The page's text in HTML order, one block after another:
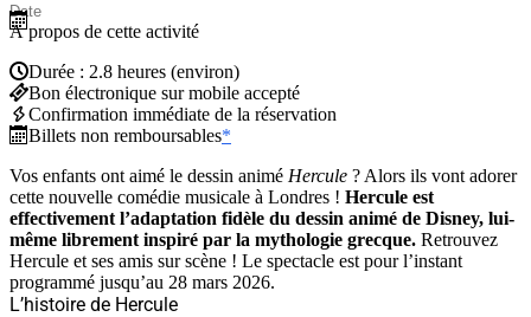
À propos de cette activité
Durée : 2.8 heures (environ)
Bon électronique sur mobile accepté
Confirmation immédiate de la réservation
Billets non remboursables*
Vos enfants ont aimé le dessin animé Hercule ? Alors ils vont adorer
cette nouvelle comédie musicale à Londres ! Hercule est
effectivement l’adaptation fidèle du dessin animé de Disney, lui-
même librement inspiré par la mythologie grecque. Retrouvez
Hercule et ses amis sur scène ! Le spectacle est pour l’instant
programmé jusqu’au 28 mars 2026.
L’histoire de Hercule